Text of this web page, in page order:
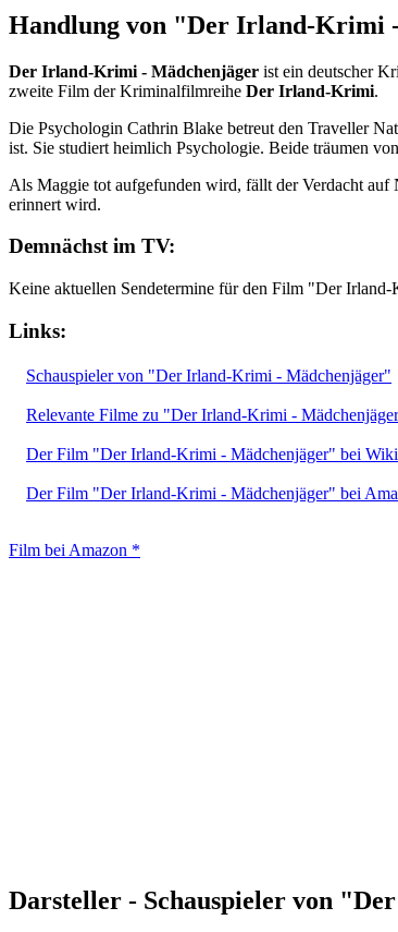
Handlung von "Der Irland-Krimi
Der Irland-Krimi - Mädchenjäger ist ein deutscher
zweite Film der Kriminalfilmreihe Der Irland-Krimi.
Die Psychologin Cathrin Blake betreut den Traveller
ist. Sie studiert heimlich Psychologie. Beide träumen
Als Maggie tot aufgefunden wird, fällt der Verdacht auf
erinnert wird.
Demnächst im TV:
Keine aktuellen Sendetermine für den Film "Der
Links:
Schauspieler von "Der Irland-Krimi - Mädchenjäger"
Relevante Filme zu "Der Irland-Krimi -
Der Film "Der Irland-Krimi - Mädchenjäger" bei
Der Film "Der Irland-Krimi - Mädchenjäger" bei
Film bei Amazon *
Darsteller - Schauspieler von